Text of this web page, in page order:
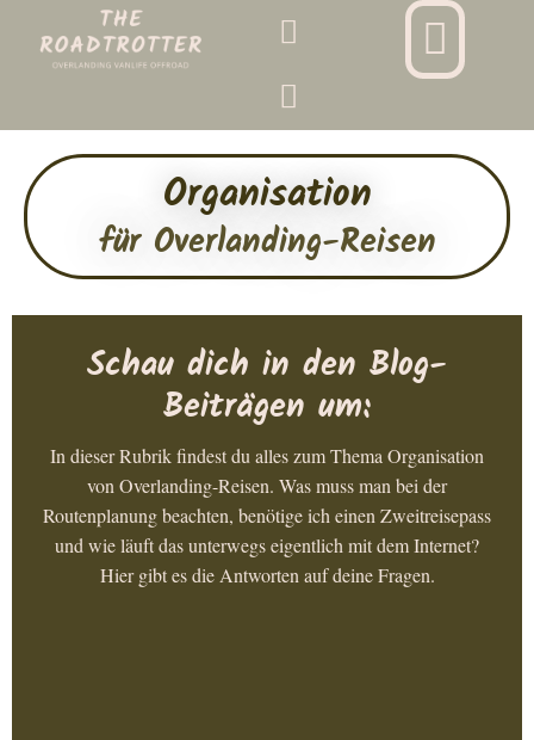
Organisation
für Overlanding-Reisen
Schau dich in den Blog-
Beiträgen um:
In dieser Rubrik findest du alles zum Thema Organisation
von Overlanding-Reisen. Was muss man bei der
Routenplanung beachten, benötige ich einen Zweitreisepass
und wie läuft das unterwegs eigentlich mit dem Internet?
Hier gibt es die Antworten auf deine Fragen.